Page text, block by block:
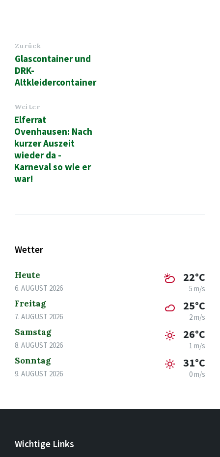
Zurück
Glascontainer und
DRK-
Altkleidercontainer
Weiter
Elferrat
Ovenhausen: Nach
kurzer Auszeit
wieder da -
Karneval so wie er
war!
Wetter
Heute
6. AUGUST 2026
22°C
5 m/s
Freitag
7. AUGUST 2026
25°C
2 m/s
Samstag
8. AUGUST 2026
26°C
1 m/s
Sonntag
9. AUGUST 2026
31°C
0 m/s
Wichtige Links